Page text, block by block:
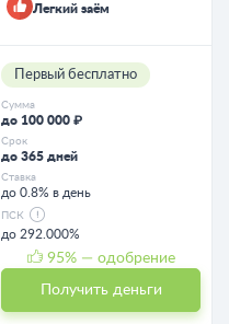
Легкий заём
Первый бесплатно
Сумма
до 100 000 ₽
Срок
до 365 дней
Ставка
до 0.8% в день
ПСК
до 292.000%
95% — одобрение
Получить деньги